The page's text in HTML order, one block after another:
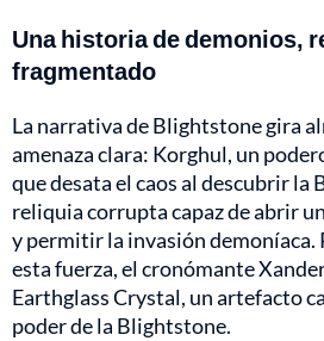
Una historia de demonios,
fragmentado
La narrativa de Blightstone gira
amenaza clara: Korghul, un
que desata el caos al descubrir la
reliquia corrupta capaz de abrir
y permitir la invasión
esta fuerza, el cronómante
Earthglass Crystal, un artefacto
poder de la Blightstone.